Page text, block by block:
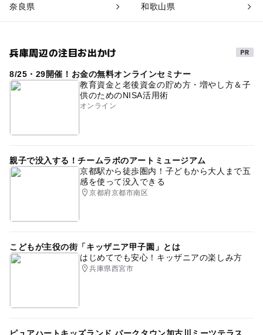
奈良県 和歌山県
兵庫周辺の注目お出かけ
8/25・29開催！お金の無料オンラインセミナー
教育資金と老後資金の貯め方・増やし方＆子
供のためのNISA活用術
オンライン
親子で没入する！チームラボのアートミュージアム
京都駅から徒歩圏内！子どもから大人まで五
感を使って没入できる
京都府京都市南区
こどもが主役の街「キッザニア甲子園」とは
はじめてでも安心！キッザニアの楽しみ方
兵庫県西宮市
ピュアハートキッズランド パークタウン加古川ミーツテラス